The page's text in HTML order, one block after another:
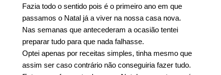
Fazia todo o sentido pois é o primeiro ano em que
passamos o Natal já a viver na nossa casa nova.
Nas semanas que antecederam a ocasião tentei
preparar tudo para que nada falhasse.
Optei apenas por receitas simples, tinha mesmo que
assim ser caso contrário não conseguiria fazer tudo.